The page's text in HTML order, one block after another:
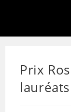
Prix
lauréats